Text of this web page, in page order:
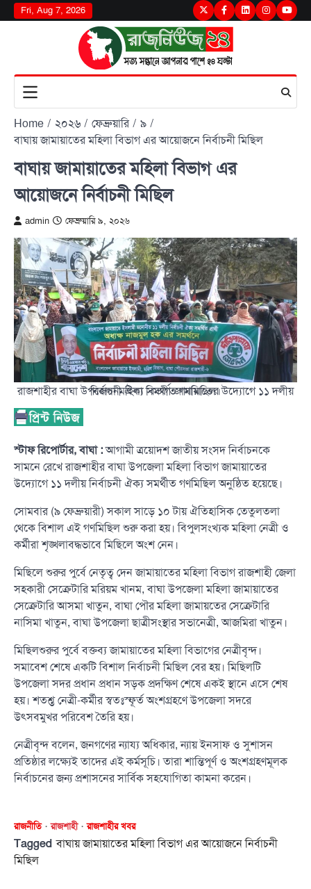
Skip
to
Fri, Aug 7, 2026 TwitterFacebook
LinkedInInstagram
Home ২০২৬ ফেব্রুয়ারি
৯
বাঘায় জামায়াতের মহিলা বিভাগ এর আয়োজনে নির্বাচনী মিছিল
বাঘায় জামায়াতের মহিলা বিভাগ এর
আয়োজনে নির্বাচনী মিছিল
admin ফেব্রুয়ারি ৯, ২০২৬
রাজশাহীর বাঘা উপজেলা মহিলা বিভাগ জামায়াতের উদ্যোগে ১১ দলীয় নির্বাচনী ঐক্য সমর্থীত গণমিছিল।
স্টাফ রিপোর্টার, বাঘা :আগামী ত্রয়োদশ জাতীয় সংসদ নির্বাচনকে
সামনে রেখে রাজশাহীর বাঘা উপজেলা মহিলা বিভাগ জামায়াতের
উদ্যোগে ১১ দলীয় নির্বাচনী ঐক্য সমর্থীত গণমিছিল অনুষ্ঠিত হয়েছে।
সোমবার (৯ ফেব্রুয়ারী) সকাল সাড়ে ১০ টায় ঐতিহাসিক তেতুলতলা
থেকে বিশাল এই গণমিছিল শুরু করা হয়। বিপুলসংখ্যক মহিলা নেত্রী ও
কর্মীরা শৃঙ্খলাবদ্ধভাবে মিছিলে অংশ নেন।
মিছিলে শুরুর পুর্বে নেতৃত্ব দেন জামায়াতের মহিলা বিভাগ রাজশাহী জেলা
সহকারী সেক্রেটারি মরিয়ম খানম, বাঘা উপজেলা মহিলা জামায়াতের
সেক্রেটারি আসমা খাতুন, বাঘা পৌর মহিলা জামায়তের সেক্রেটারি
নাসিমা খাতুন, বাঘা উপজেলা ছাত্রীসংস্থার সভানেত্রী, আজমিরা খাতুন।
মিছিলশুরুর পুর্বে বক্তব্য জামায়াতের মহিলা বিভাগের নেত্রীবৃন্দ।
সমাবেশ শেষে একটি বিশাল নির্বাচনী মিছিল বের হয়। মিছিলটি
উপজেলা সদর প্রধান প্রধান সড়ক প্রদক্ষিণ শেষে একই স্থানে এসে শেষ
হয়। শতশ্ত নেত্রী-কর্মীর স্বতঃস্ফূর্ত অংশগ্রহণে উপজেলা সদরে
উৎসবমুখর পরিবেশ তৈরি হয়।
নেত্রীবৃন্দ বলেন, জনগণের ন্যায্য অধিকার, ন্যায় ইনসাফ ও সুশাসন
প্রতিষ্ঠার লক্ষ্যেই তাদের এই কর্মসূচি। তারা শান্তিপূর্ণ ও অংশগ্রহণমূলক
নির্বাচনের জন্য প্রশাসনের সার্বিক সহযোগিতা কামনা করেন।
রাজনীতি রাজশাহী রাজশাহীর খবর
Taggedবাঘায় জামায়াতের মহিলা বিভাগ এর আয়োজনে নির্বাচনী
মিছিল